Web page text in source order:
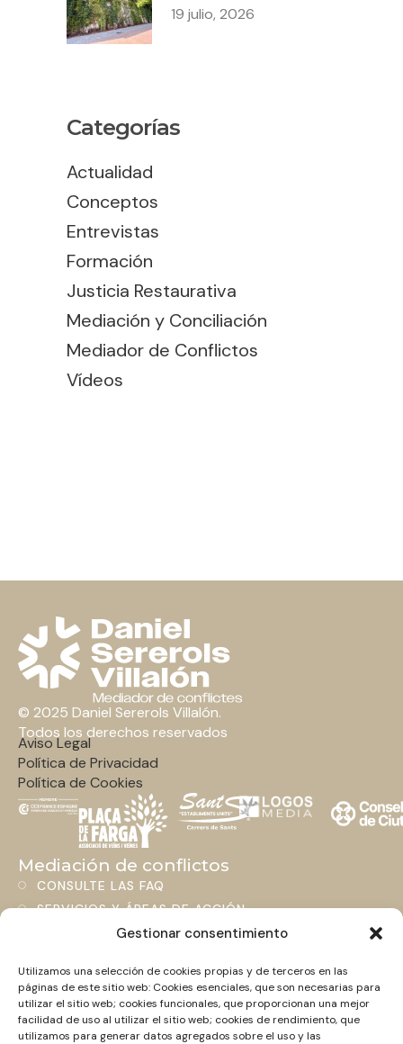
Gestionar consentimiento
Utilizamos una selección de cookies propias y de terceros en las
páginas de este sitio web: Cookies esenciales, que son necesarias para
utilizar el sitio web; cookies funcionales, que proporcionan una mejor
facilidad de uso al utilizar el sitio web; cookies de rendimiento, que
utilizamos para generar datos agregados sobre el uso y las
19 julio, 2026
Categorías
Actualidad
Conceptos
Entrevistas
Formación
Justicia Restaurativa
Mediación y Conciliación
Mediador de Conflictos
Vídeos
© 2025 Daniel Sererols Villalón.
Todos los derechos reservados
Aviso Legal
Política de Privacidad
Política de Cookies
Mediación de conflictos
CONSULTE LAS FAQ
SERVICIOS Y ÁREAS DE ACCIÓN
Contacto
+34 661 463 306
HOLA@MEDIADORCONFLICTOS.COM